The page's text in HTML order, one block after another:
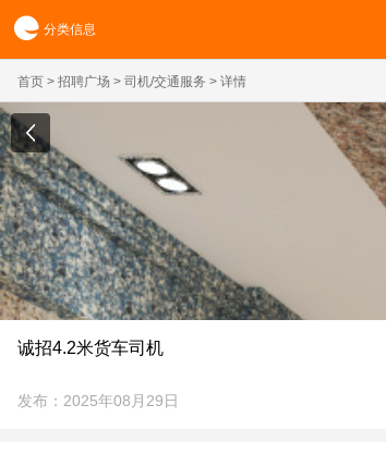
分类信息
首页 > 招聘广场 > 司机/交通服务 > 详情
诚招4.2米货车司机
发布：2025年08月29日